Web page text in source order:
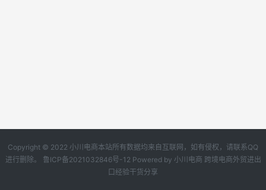
Copyright © 2022 小川电商本站所有数据均来自互联网，如有侵权，请联系QQ
进行删除。 鲁ICP备2021032846号-12 Powered by 小川电商 跨境电商外贸进出
口经验干货分享